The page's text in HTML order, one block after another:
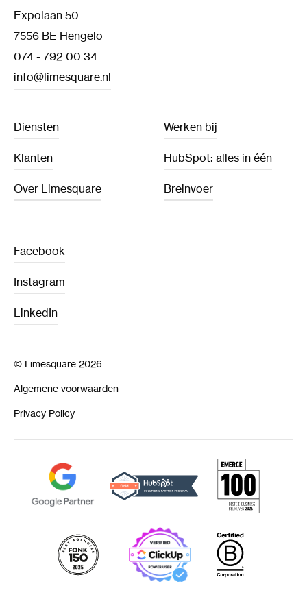
Expolaan 50
7556 BE Hengelo
074 - 792 00 34
info@limesquare.nl
Diensten
Klanten
Over Limesquare
Werken bij
HubSpot: alles in één
Breinvoer
Facebook
Instagram
LinkedIn
© Limesquare 2026
Algemene voorwaarden
Privacy Policy